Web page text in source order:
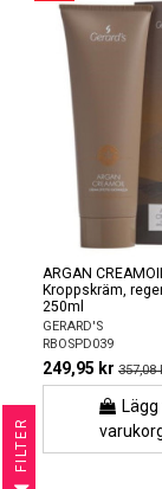
ARGAN
Kroppskräm,
250ml
GERARD'S
RBOSPD039
249,95 kr 357,08
Lägg
R